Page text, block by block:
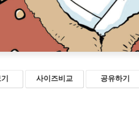
사이즈비교 공유하기